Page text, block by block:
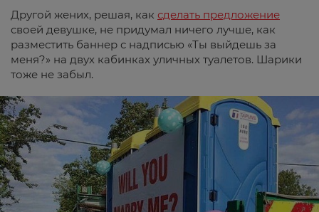
Другой жених, решая, как сделать предложение
своей девушке, не придумал ничего лучше, как
разместить баннер с надписью «Ты выйдешь за
меня?» на двух кабинках уличных туалетов. Шарики
тоже не забыл.